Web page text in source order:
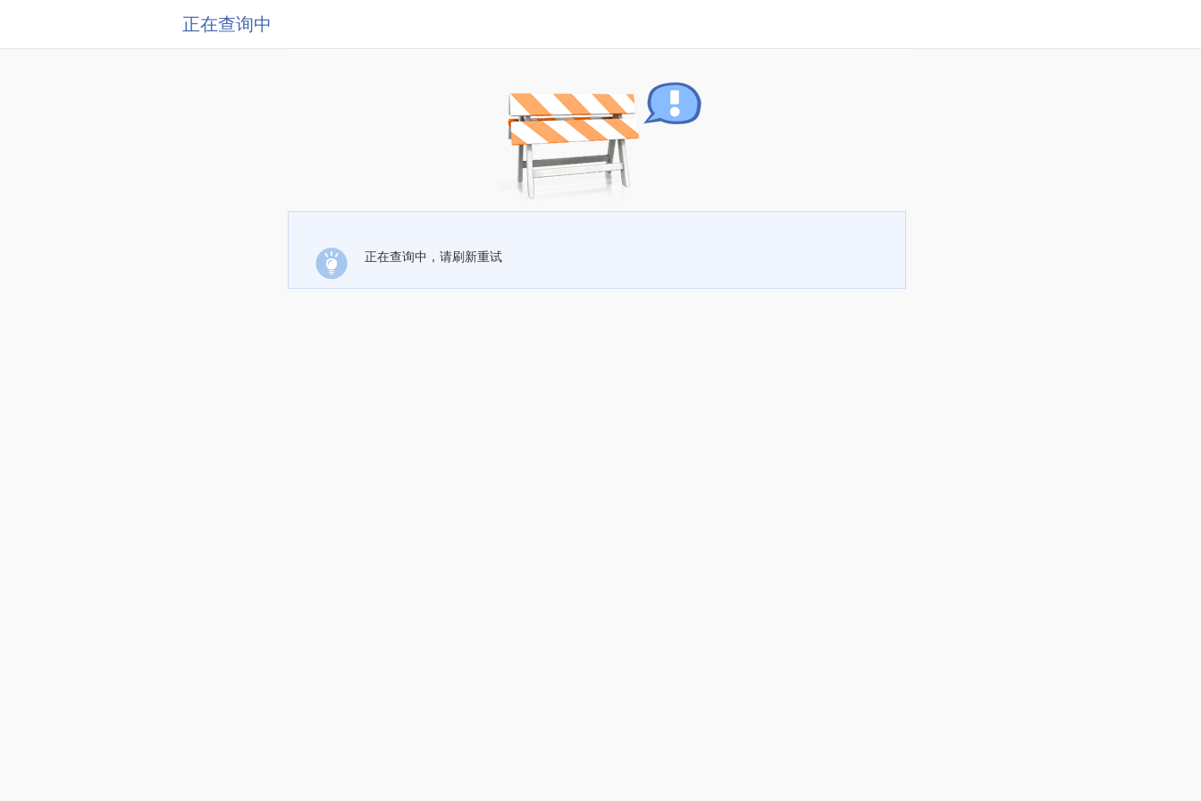
正在查询中
正在查询中，请刷新重试